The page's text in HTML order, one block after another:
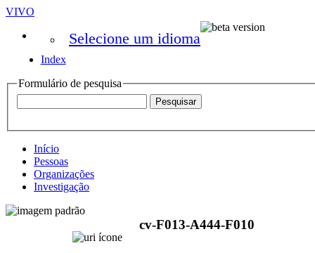
VIVO
Selecione um idioma
Index
Formulário de pesquisa
Início
Pessoas
Organizações
Investigação
cv-F013-A444-F010